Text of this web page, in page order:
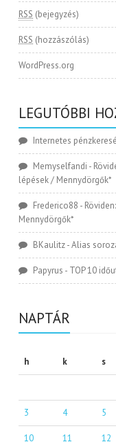
RSS (bejegyzés)
RSS (hozzászólás)
WordPress.org
LEGUTÓBBI
Internetes
Memyselfandi -
lépések / Mennydörgők*
Frederico88 -
Mennydörgők*
BKaulitz-Alias
Papyrus - TOP 10
NAPTÁR
h
k s
3 4 5
10 11 12